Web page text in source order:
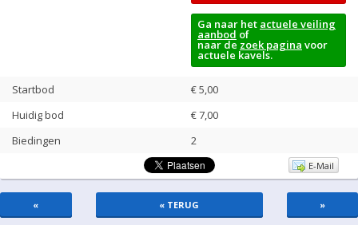
Ga naar het actuele veiling
aanbod of
naar de zoek pagina voor
actuele kavels.
Startbod
€ 5,00
Huidig bod
€7,00
Biedingen
2
E-Mail
« « TERUG »